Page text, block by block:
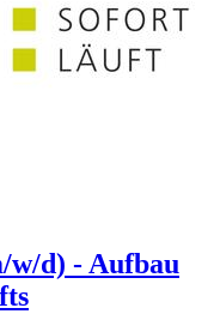
d) - Aufbau